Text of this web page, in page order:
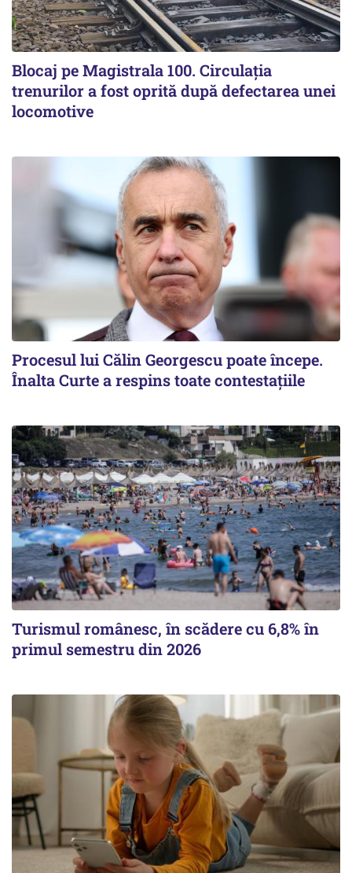
Blocaj pe Magistrala 100. Circulația
trenurilor a fost oprită după defectarea unei
locomotive
Procesul lui Călin Georgescu poate începe.
Înalta Curte a respins toate contestațiile
Turismul românesc, în scădere cu 6,8% în
primul semestru din 2026